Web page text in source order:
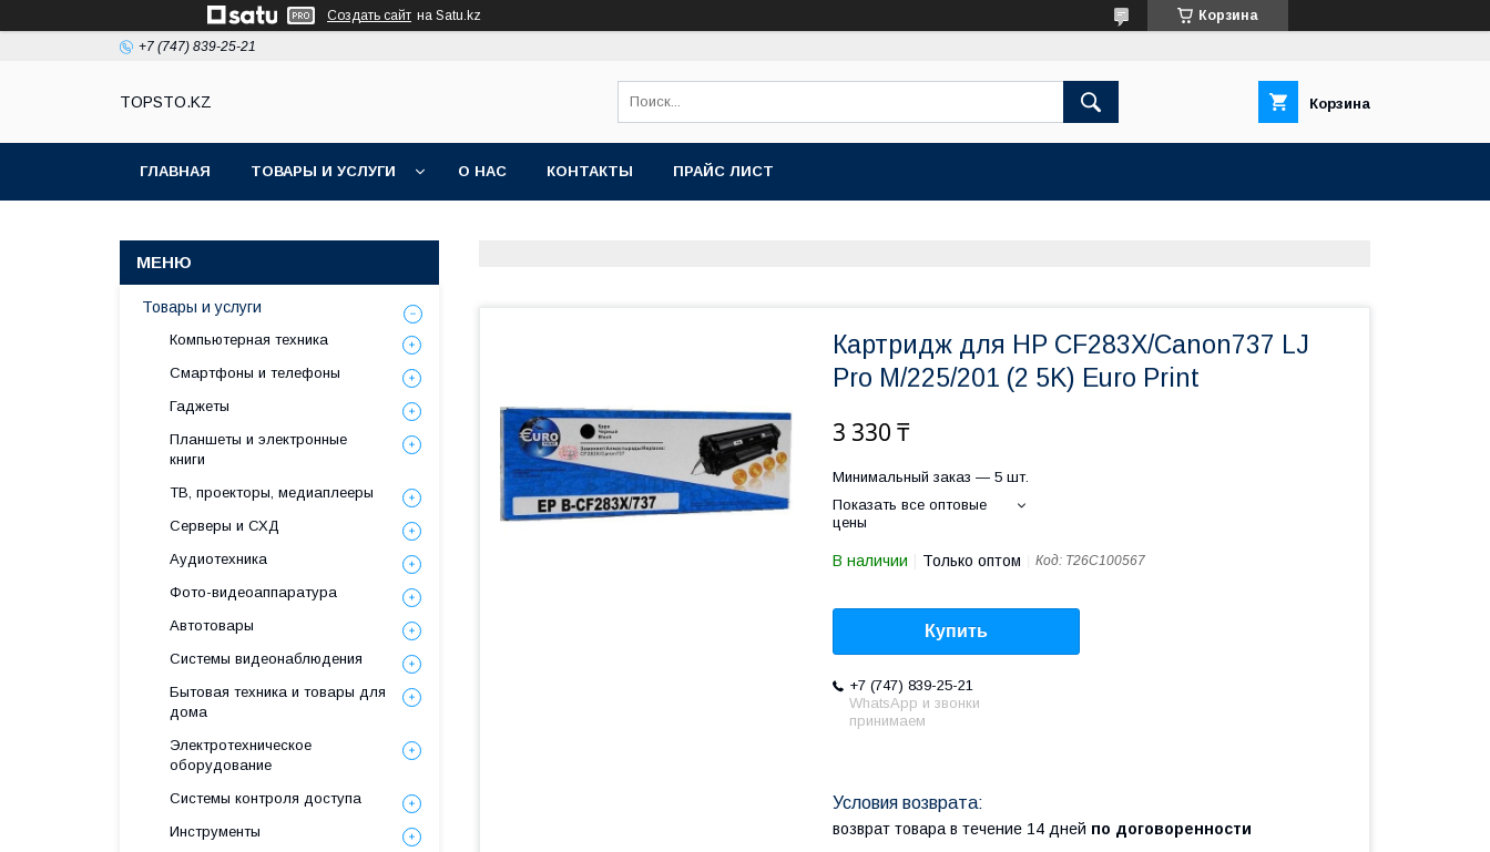
Создать сайт на Satu.kz Корзина
+7 (747) 839-25-21
TOPSTO.KZ Корзина
ГЛАВНАЯ ТОВАРЫ И УСЛУГИ О НАС КОНТАКТЫ ПРАЙС ЛИСТ
Картридж для HP CF283X/Canon737 LJ
Pro M/225/201 (2 5K) Euro Print
3 330 ₸
Минимальный заказ — 5 шт.
Показать все оптовые
цены
В наличии Только оптом Код: T26C100567
Купить
+7 (747) 839-25-21
WhatsApp и звонки
принимаем
возврат товара в течение 14 дней по договоренности
Товары и услуги
Компьютерная техника
Смартфоны и телефоны
Гаджеты
Планшеты и электронные
книги
ТВ, проекторы, медиаплееры
Серверы и СХД
Аудиотехника
Фото-видеоаппаратура
Автотовары
Системы видеонаблюдения
Бытовая техника и товары для
дома
Электротехническое
оборудование
Системы контроля доступа
Инструменты